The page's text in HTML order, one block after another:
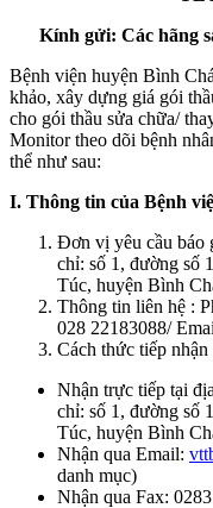
Kính gửi: Các hãng
Bệnh viện huyện Bình
khảo, xây dựng giá gói
cho gói thầu sửa chữa/
Monitor theo dõi bệnh
thể như sau:
I. Thông tin của Bệnh
Đơn vị yêu cầu báo
chỉ: số 1, đường số
Túc, huyện Bình
Thông tin liên hệ :
028 22183088/
Cách thức tiếp nhận
Nhận trực tiếp tại
chỉ: số 1, đường số
Túc, huyện Bình
Nhận qua Email:
danh mục)
Nhận qua Fax: